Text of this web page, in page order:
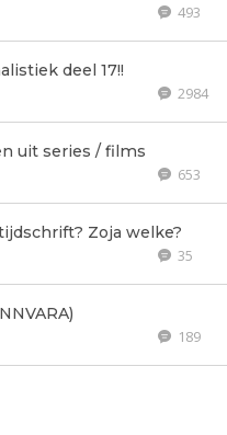
493
deel 17!!
2984
uit series / films
653
Zoja welke?
35
189